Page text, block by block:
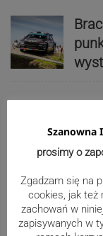
Szanowna
prosimy o
Zgadzam się na
cookies, jak też
zachowań w
zapisywanych w